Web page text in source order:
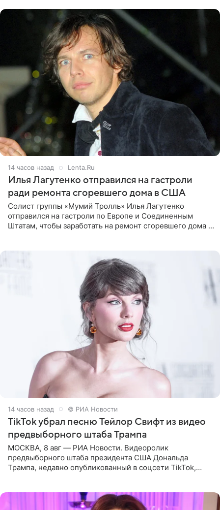
14 часов назад Lenta.Ru
Илья Лагутенко отправился на гастроли
ради ремонта сгоревшего дома в США
Солист группы «Мумий Тролль» Илья Лагутенко
отправился на гастроли по Европе и Соединенным
Штатам, чтобы заработать на ремонт сгоревшего дома в
14 часов назад © РИА Новости
TikTok убрал песню Тейлор Свифт из видео
предвыборного штаба Трампа
МОСКВА, 8 авг — РИА Новости. Видеоролик
предвыборного штаба президента США Дональда
Трампа, недавно опубликованный в соцсети TikTok,